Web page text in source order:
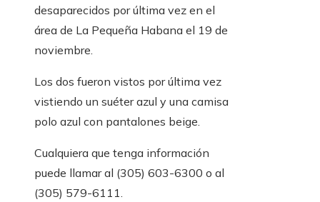
desaparecidos por última vez en el
área de La Pequeña Habana el 19 de
noviembre.
Los dos fueron vistos por última vez
vistiendo un suéter azul y una camisa
polo azul con pantalones beige.
Cualquiera que tenga información
puede llamar al (305) 603-6300 o al
(305) 579-6111.